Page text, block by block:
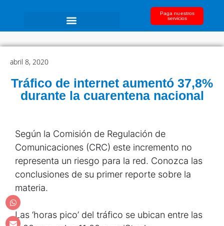
Paga nuestros
servicios
abril 8, 2020
Tráfico de internet aumentó 37,8%
durante la cuarentena nacional
Según la Comisión de Regulación de
Comunicaciones (CRC) este incremento no
representa un riesgo para la red. Conozca las
conclusiones de su primer reporte sobre la
materia.
Las ‘horas pico’ del tráfico se ubican entre las